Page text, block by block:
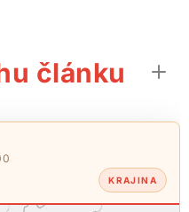
článku
KRAJINA